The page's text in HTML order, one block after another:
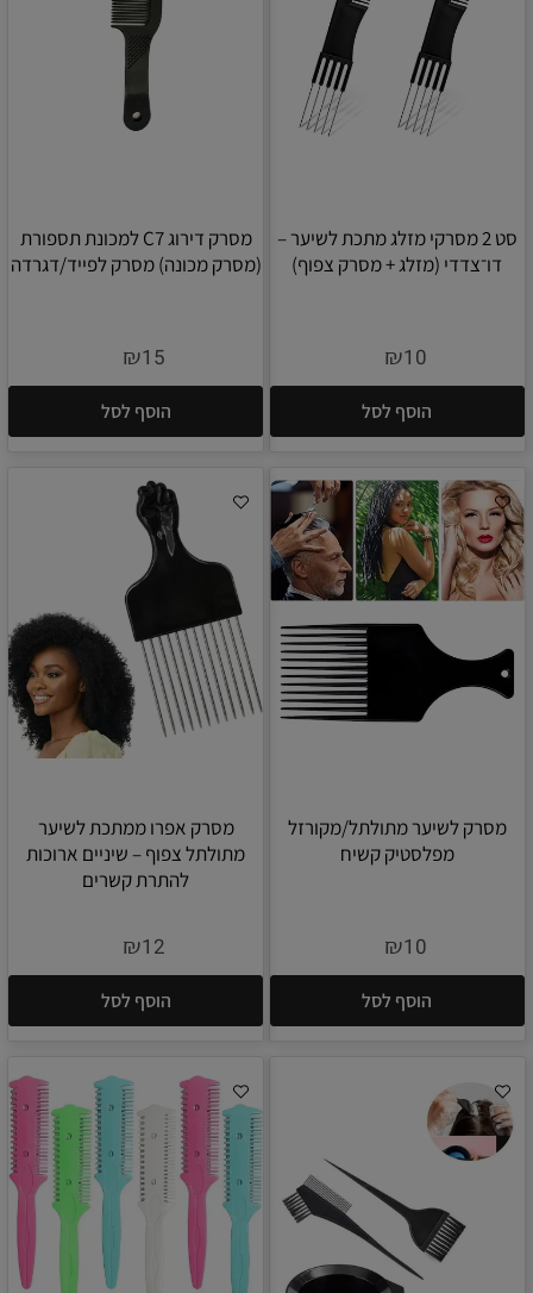
סט 2 מסרקי מזלג מתכת לשיער –
דו־צדדי (מזלג + מסרק צפוף)
₪10
הוסף לסל
מסרק דירוג C7 למכונת תספורת
(מסרק מכונה) מסרק לפייד/דגרדה
₪15
הוסף לסל
מסרק לשיער מתולתל/מקורזל
מפלסטיק קשיח
₪10
הוסף לסל
מסרק אפרו ממתכת לשיער
מתולתל צפוף – שיניים ארוכות
להתרת קשרים
₪12
הוסף לסל